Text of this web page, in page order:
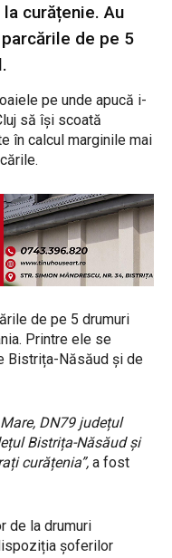
curățenie. Au
de pe 5
pe unde apucă i-
să își scoată
în calcul marginile mai
de pe 5 drumuri
Printre ele se
Bistrița-Năsăud și de
DN79 județul
Bistrița-Năsăud și
curățenia”, a fost
de la drumuri
șoferilor